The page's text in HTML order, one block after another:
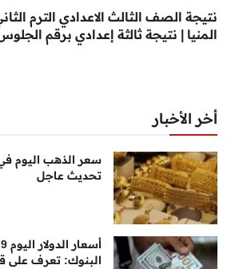
المنيا | نتيجة ثالثة إعدادي برقم
أخر الأخبار
تحديث عاجل
البنوك: تعرف على